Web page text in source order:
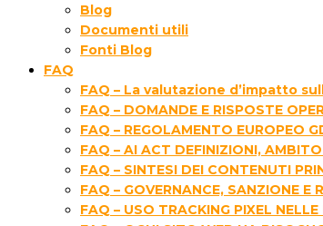
Blog
Documenti utili
Fonti Blog
FAQ
FAQ – La valutazione d’impatto
FAQ – DOMANDE E RISPOSTE
FAQ – REGOLAMENTO EUROPEO
FAQ – AI ACT DEFINIZIONI,
FAQ – SINTESI DEI CONTENUTI
FAQ – GOVERNANCE, SANZIONE E
FAQ – USO TRACKING PIXEL NELLE